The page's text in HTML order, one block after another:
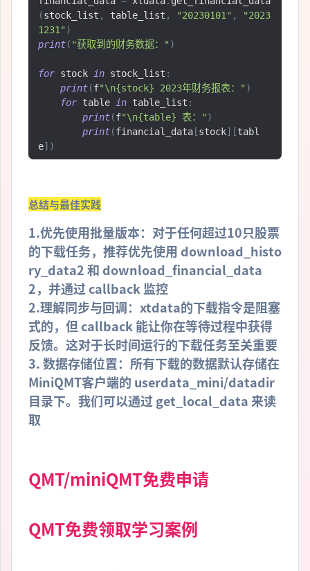
(stock_list , table_list , "20230101" ,
"2023
1231" )
print( "获取到的财务数据：" )
for stock in stock_list :
print(f"\n{stock} 2023年财务报表：" )
for table in table_list :
print(f"\n{table} 表：" )
print(financial_data [stock][tabl
e])
总结与最佳实践
1.优先使用批量版本：对于任何超过10只股票
的下载任务，推荐优先使用 download_histo
ry_data2 和 download_financial_data
2，并通过 callback 监控
2.理解同步与回调：xtdata的下载指令是阻塞
式的，但 callback 能让你在等待过程中获得
反馈。这对于长时间运行的下载任务至关重要
3. 数据存储位置：所有下载的数据默认存储在
MiniQMT客户端的 userdata_mini/datadir
目录下。我们可以通过 get_local_data 来读
取
QMT/miniQMT免费申请
QMT免费领取学习案例